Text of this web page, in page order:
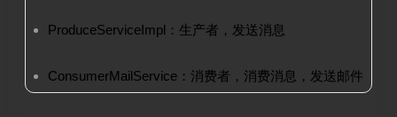
ProduceServiceImpl：生产者，发送消息
ConsumerMailService：消费者，消费消息，发送邮件